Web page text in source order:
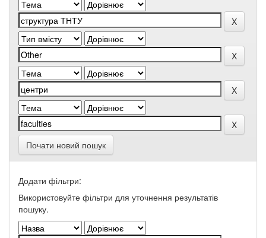
Почати новий пошук
Додати фільтри:
Використовуйте фільтри для уточнення результатів
пошуку.